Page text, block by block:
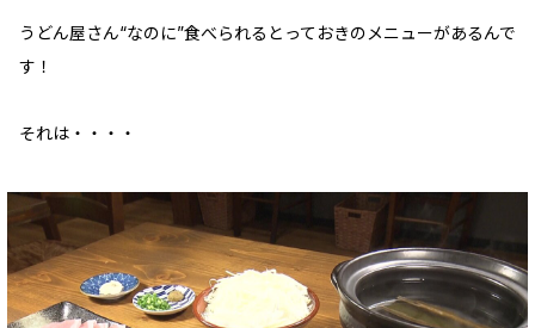
うどん屋さん“なのに”食べられるとっておきのメニューがあるんで
す！
それは・・・・